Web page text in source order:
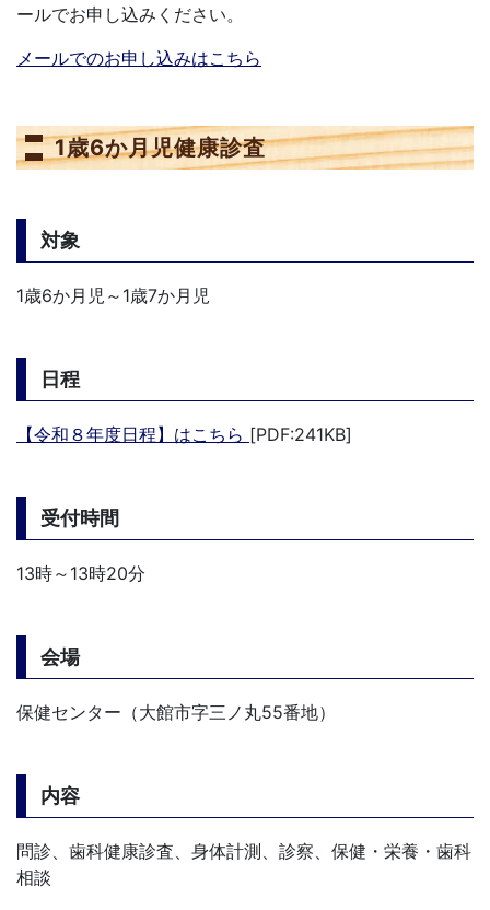
ールでお申し込みください。
メールでのお申し込みはこちら
1歳6か月児健康診査
対象
1歳6か月児～1歳7か月児
日程
【令和８年度日程】はこちら [PDF:241KB]
受付時間
13時～13時20分
会場
保健センター（大館市字三ノ丸55番地）
内容
問診、歯科健康診査、身体計測、診察、保健・栄養・歯科
相談